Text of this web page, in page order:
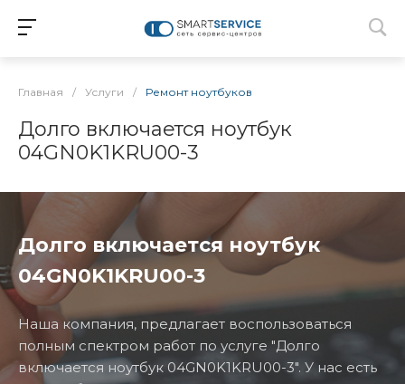
Главная / Услуги / Ремонт ноутбуков
Долго включается ноутбук
04GN0K1KRU00-3
Долго включается ноутбук
04GN0K1KRU00-3
Наша компания, предлагает воспользоваться
полным спектром работ по услуге "Долго
включается ноутбук 04GN0K1KRU00-3". У нас есть